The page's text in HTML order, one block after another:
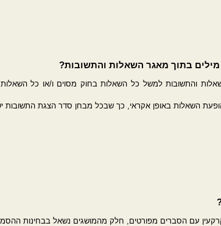
בתוך מאגר השאלות והתשובות?
והתשובות למשל כל השאלות בחוק מסוים ו/או כל השאלות
השאלות באופן אקראי, כך שבכל מבחן סדר הצגת התשובות
עם הסברים מפורטים, חלק מהמושגים נשאל בבחינות